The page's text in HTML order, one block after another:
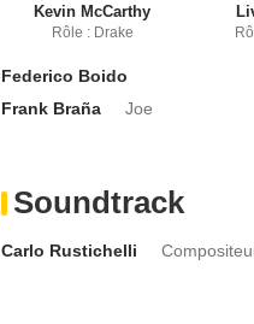
Kevin McCarthy
Rôle : Drake
Federico Boido
Frank Braña
Joe
Soundtrack
Carlo Rustichelli